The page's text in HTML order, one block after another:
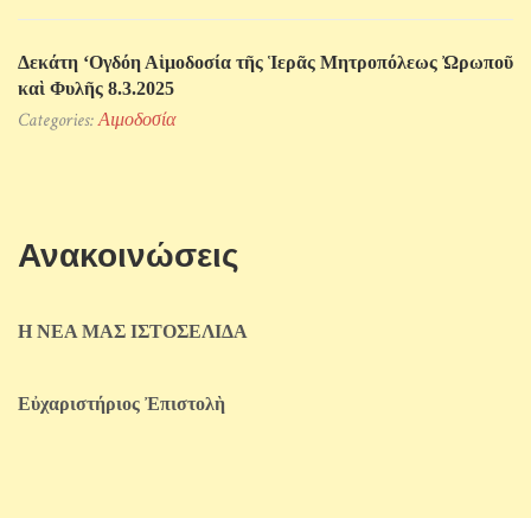
Δεκάτη ‘Ογδόη Αἱμοδοσία τῆς Ἱερᾶς Μητροπόλεως Ὠρωποῦ
καὶ Φυλῆς 8.3.2025
Categories:Αιμοδοσία
Ανακοινώσεις
Η ΝΕΑ ΜΑΣ ΙΣΤΟΣΕΛΙΔΑ
Εὐχαριστήριος Ἐπιστολὴ